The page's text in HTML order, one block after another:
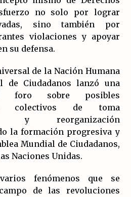
no solo por lograr
sino también por
violaciones y apoyar
su defensa.
de la Nación Humana
de Ciudadanos lanzó una
foro sobre posibles
colectivos de toma
y reorganización
la formación progresiva y
Mundial de Ciudadanos,
Naciones Unidas.
fenómenos que se
de las revoluciones